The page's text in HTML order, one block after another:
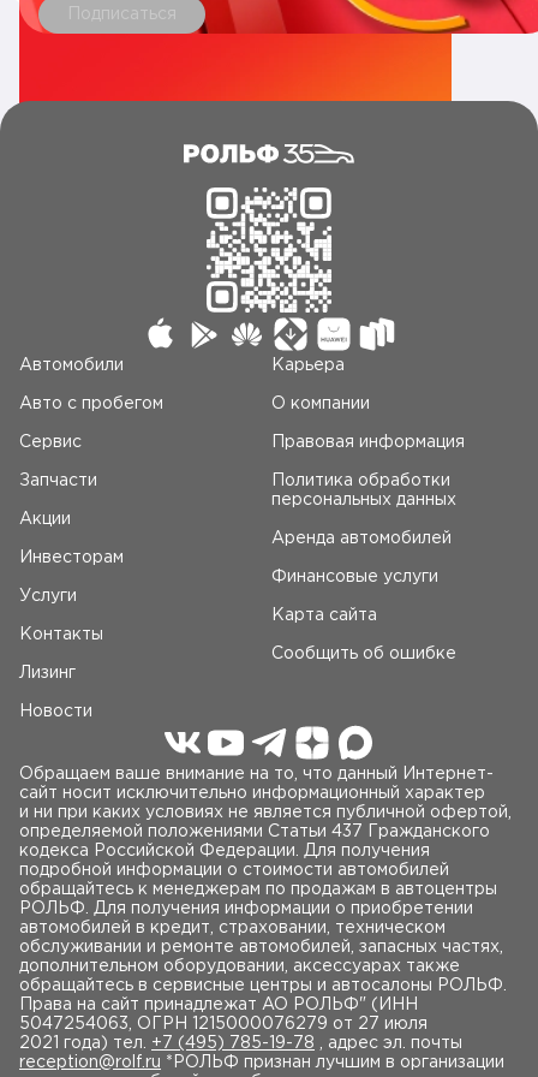
- Выкупим кредитный автомобиль и погасим кредит за
Вас
- Срочный выкуп вашего автомобиля, бесплатная
- Оформим страхование КАСКО, ОСАГО
Информация об автомобиле
- модификация 52.3 kWh 1.5hyb AT (449 л.с.) 4WD
- кузов Внедорожник 5 дв.
- тип двигателя Гибрид
- комплектация Ultra (2025)
- цена за наличные 9790000
- скидка за кредит 400000
- максимальная скидка 970000
______
нового автомобиля
Финальные условия акций и привилегий на данный
автомобиль уточняйте у менеджера отдела продаж по
______
❤️ Добавьте это объявление в избранное, чтобы не
Подписаться
Автомобили
Авто c пробегом
Сервис
Запчасти
Акции
Инвесторам
Услуги
Контакты
Лизинг
Новости
Карьера
О компании
Правовая информация
Политика обработки
персональных данных
Аренда автомобилей
Финансовые услуги
Карта сайта
Сообщить об ошибке
Обращаем ваше внимание на то, что данный Интернет-
сайт носит исключительно информационный характер
и ни при каких условиях не является публичной офертой,
определяемой положениями Статьи 437 Гражданского
кодекса Российской Федерации. Для получения
подробной информации о стоимости автомобилей
обращайтесь к менеджерам по продажам в автоцентры
РОЛЬФ. Для получения информации о приобретении
автомобилей в кредит, страховании, техническом
обслуживании и ремонте автомобилей, запасных частях,
дополнительном оборудовании, аксессуарах также
обращайтесь в сервисные центры и автосалоны РОЛЬФ.
Права на сайт принадлежат AO РОЛЬФ" (ИНН
5047254063, ОГРН 1215000076279 от 27 июля
2021 года) тел. +7 (495) 785-19-78 , адрес эл. почты
reception@rolf.ru *РОЛЬФ признан лучшим в организации